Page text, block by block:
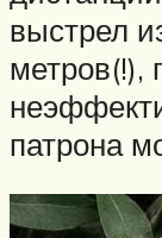
выстрел
метров(!),
патрона